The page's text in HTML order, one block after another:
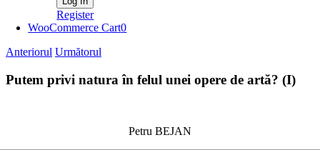
Register
WooCommerce Cart0
Anteriorul Următorul
Putem privi natura în felul unei opere de artă? (I)
Petru BEJAN